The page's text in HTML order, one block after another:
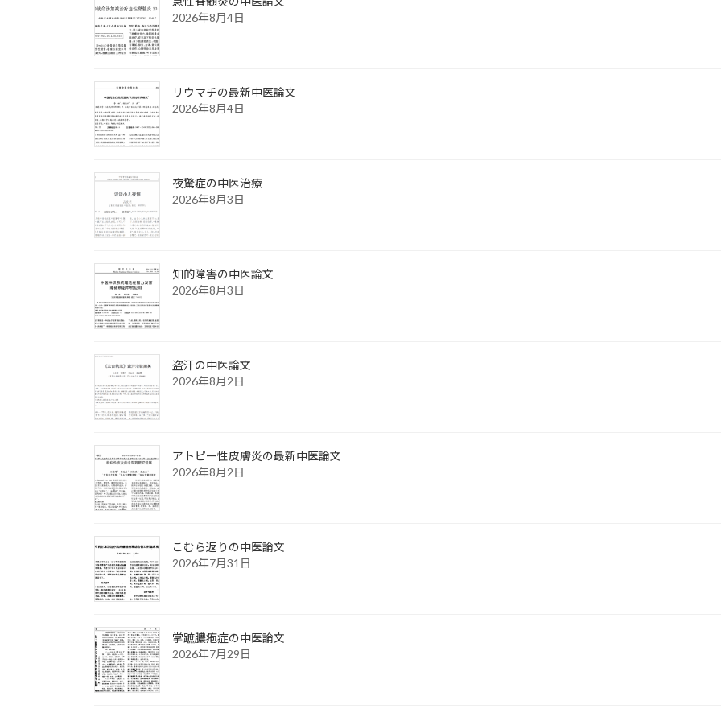
2026年8月4日
リウマチの最新中医論文
2026年8月4日
夜驚症の中医治療
2026年8月3日
知的障害の中医論文
2026年8月3日
盗汗の中医論文
2026年8月2日
アトピー性皮膚炎の最新中医論文
2026年8月2日
こむら返りの中医論文
2026年7月31日
掌蹠膿疱症の中医論文
2026年7月29日